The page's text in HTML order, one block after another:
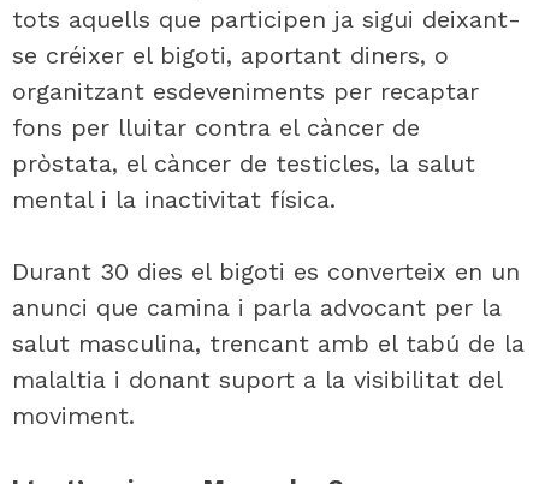
tots aquells que participen ja sigui deixant-
se créixer el bigoti, aportant diners, o
organitzant esdeveniments per recaptar
fons per lluitar contra el càncer de
pròstata, el càncer de testicles, la salut
mental i la inactivitat física.
Durant 30 dies el bigoti es converteix en un
anunci que camina i parla advocant per la
salut masculina, trencant amb el tabú de la
malaltia i donant suport a la visibilitat del
moviment.